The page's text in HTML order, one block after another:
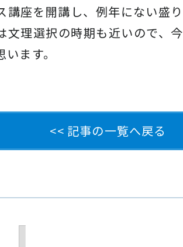
講座を開講し、例年にない盛
文理選択の時期も近いので、
ます。
<< 記事の一覧へ戻る